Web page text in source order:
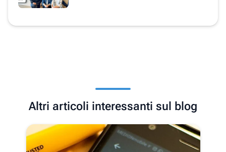
Altri articoli interessanti sul blog